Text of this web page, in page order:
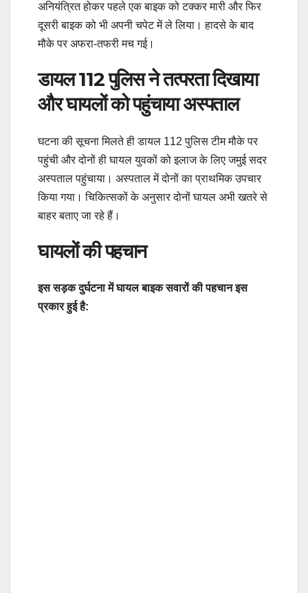
अनियंत्रित होकर पहले एक बाइक को टक्कर मारी और फिर
दूसरी बाइक को भी अपनी चपेट में ले लिया। हादसे के बाद
मौके पर अफरा-तफरी मच गई।
डायल 112 पुलिस ने तत्परता दिखाया
और घायलों को पहुंचाया अस्पताल
घटना की सूचना मिलते ही डायल 112 पुलिस टीम मौके पर
पहुंची और दोनों ही घायल युवकों को इलाज के लिए जमुई सदर
अस्पताल पहुंचाया। अस्पताल में दोनों का प्राथमिक उपचार
किया गया। चिकित्सकों के अनुसार दोनों घायल अभी खतरे से
बाहर बताए जा रहे हैं।
घायलों की पहचान
इस सड़क दुर्घटना में घायल बाइक सवारों की पहचान इस
प्रकार हुई है: